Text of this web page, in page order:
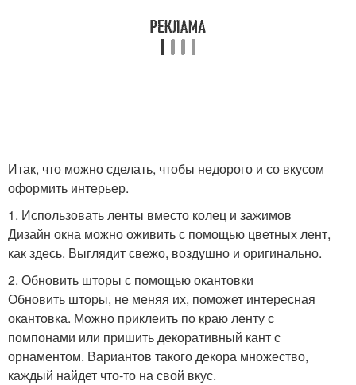
Итак, что можно сделать, чтобы недорого и со вкусом
оформить интерьер.
1. Использовать ленты вместо колец и зажимов
Дизайн окна можно оживить с помощью цветных лент,
как здесь. Выглядит свежо, воздушно и оригинально.
2. Обновить шторы с помощью окантовки
Обновить шторы, не меняя их, поможет интересная
окантовка. Можно приклеить по краю ленту с
помпонами или пришить декоративный кант с
орнаментом. Вариантов такого декора множество,
каждый найдет что-то на свой вкус.